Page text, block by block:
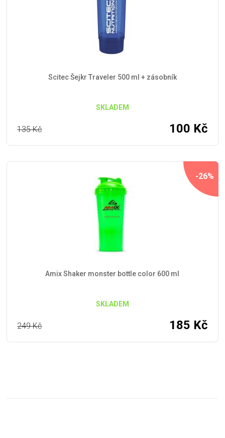
Scitec Šejkr Traveler 500 ml + zásobník
SKLADEM
135Kč 100 Kč
-26%
Amix Shaker monster bottle color 600 ml
SKLADEM
249Kč 185 Kč